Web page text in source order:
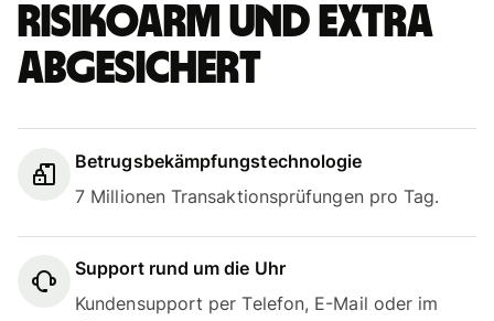
Risikoarm und extra
abgesichert
Betrugsbekämpfungstechnologie
7 Millionen Transaktionsprüfungen pro Tag.
Support rund um die Uhr
Kundensupport per Telefon, E-Mail oder im